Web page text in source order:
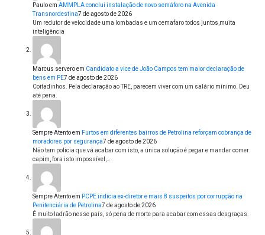
Pauloem AMMPLA conclui instalação de novo semáforo na Avenida
Transnordestina7 de agosto de 2026
Um redutor de velocidade uma lombadas e um cemafaro todos juntos,muita
inteligência
Marcus serveroem Candidato a vice de João Campos tem maior declaração de
bens em PE7 de agosto de 2026
Coitadinhos. Pela declaração ao TRE, parecem viver com um salário mínimo. Deu
até pena.
Sempre Atentoem Furtos em diferentes bairros de Petrolina reforçam cobrança de
moradores por segurança7 de agosto de 2026
Não tem policia que vá acabar com isto, a única solução é pegar e mandar comer
capim, fora isto impossível,…
Sempre Atentoem PCPE indicia ex-diretor e mais 8 suspeitos por corrupção na
Penitenciária de Petrolina7 de agosto de 2026
É muito ladrão nesse país, só pena de morte para acabar com essas desgraças.